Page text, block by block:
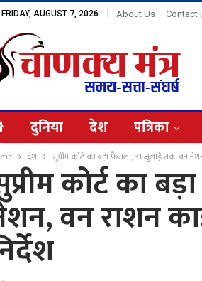
FRIDAY, AUGUST 7, 2026 About Us Contact
दुनिया देश पत्रिका
देश सुप्रीम कोर्ट का बड़ा फैसला, 31 जुलाई तक ‘वन
कोर्ट का
वन राशन